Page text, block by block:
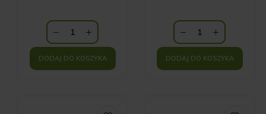
DODAJ DO KOSZYKA
HempKing
DODAJ DO KOSZYKA